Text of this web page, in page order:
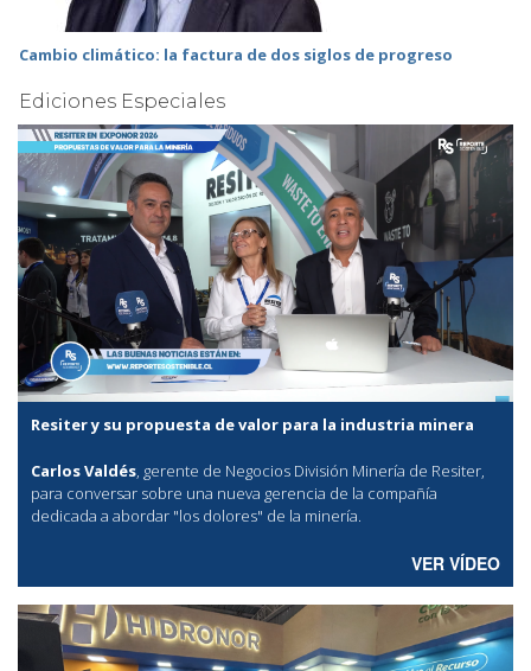
Cambio climático: la factura de dos siglos de progreso
Ediciones Especiales
Resiter y su propuesta de valor para la industria minera
Carlos Valdés, gerente de Negocios División Minería de Resiter,
para conversar sobre una nueva gerencia de la compañía
dedicada a abordar "los dolores" de la minería.
VER VÍDEO